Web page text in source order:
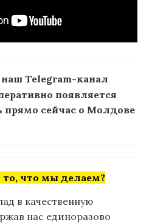
Telegram-канал
появляется
прямо сейчас о Молдове
что мы делаем?
в качественную
нас единоразово